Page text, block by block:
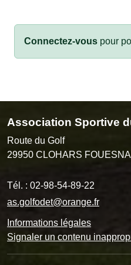
Connectez-vous pour
Association Sportive
Route du Golf
29950 CLOHARS
Tél. : 02-98-54-89-22
as.golfodet@orange.fr
Informations légales
Signaler un contenu